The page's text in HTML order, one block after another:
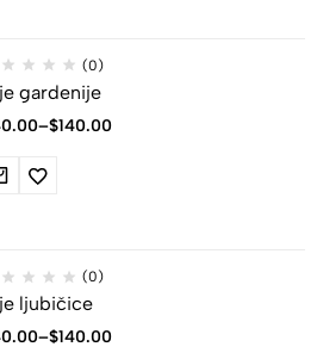
(0)
gardenije
–$140.00
(0)
ljubičice
–$140.00